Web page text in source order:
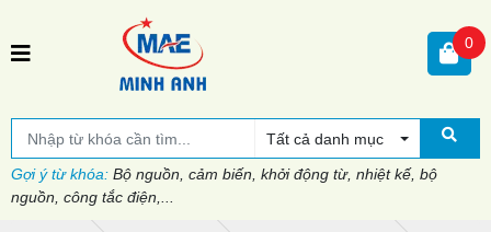
Tất cả danh mục
Gợi ý từ khóa: Bộ nguồn, cảm biến, khởi động từ, nhiệt kế, bộ
nguồn, công tắc điện,...
0